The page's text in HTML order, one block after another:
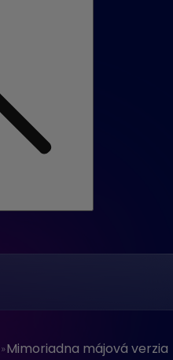
Mimoriadna májová verzia